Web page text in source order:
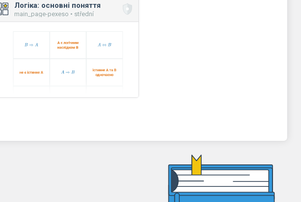
Логіка: основні поняття
main_page-pexeso • střední